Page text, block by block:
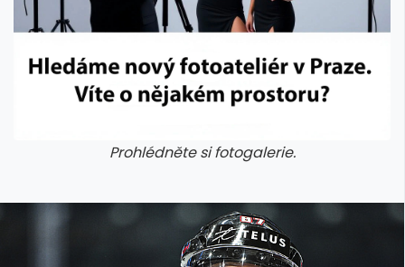
Prohlédněte si fotogalerie.